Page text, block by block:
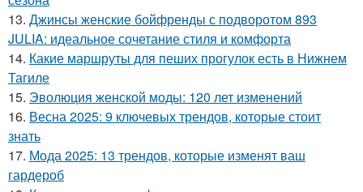
13. Джинсы женские бойфренды с подворотом 893
JULIA: идеальное сочетание стиля и комфорта
14. Какие маршруты для пеших прогулок есть в Нижнем
Тагиле
15. Эволюция женской моды: 120 лет изменений
16. Весна 2025: 9 ключевых трендов, которые стоит
знать
17. Мода 2025: 13 трендов, которые изменят ваш
гардероб